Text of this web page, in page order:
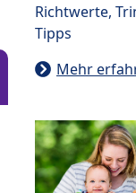
Richtwerte,
Tipps
Mehr